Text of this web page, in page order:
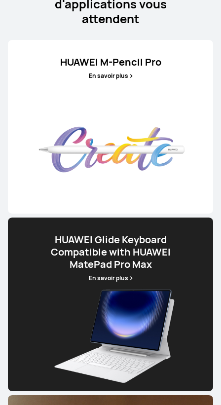
d'applications vous
attendent
HUAWEI M-Pencil Pro
En savoir plus
HUAWEI Glide Keyboard
Compatible with HUAWEI
MatePad Pro Max
En savoir plus